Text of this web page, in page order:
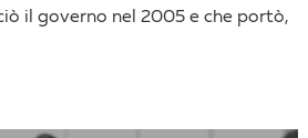
il governo nel 2005 e che portò,